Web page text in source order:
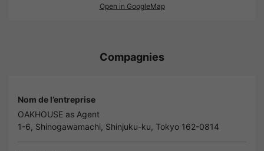
Open in GoogleMap
Compagnies
Nom de l’entreprise
OAKHOUSE as Agent
1-6, Shinogawamachi, Shinjuku-ku, Tokyo 162-0814